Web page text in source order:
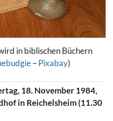
in biblischen Büchern
–Pixabay)
18. November 1984,
in Reichelsheim (11.30